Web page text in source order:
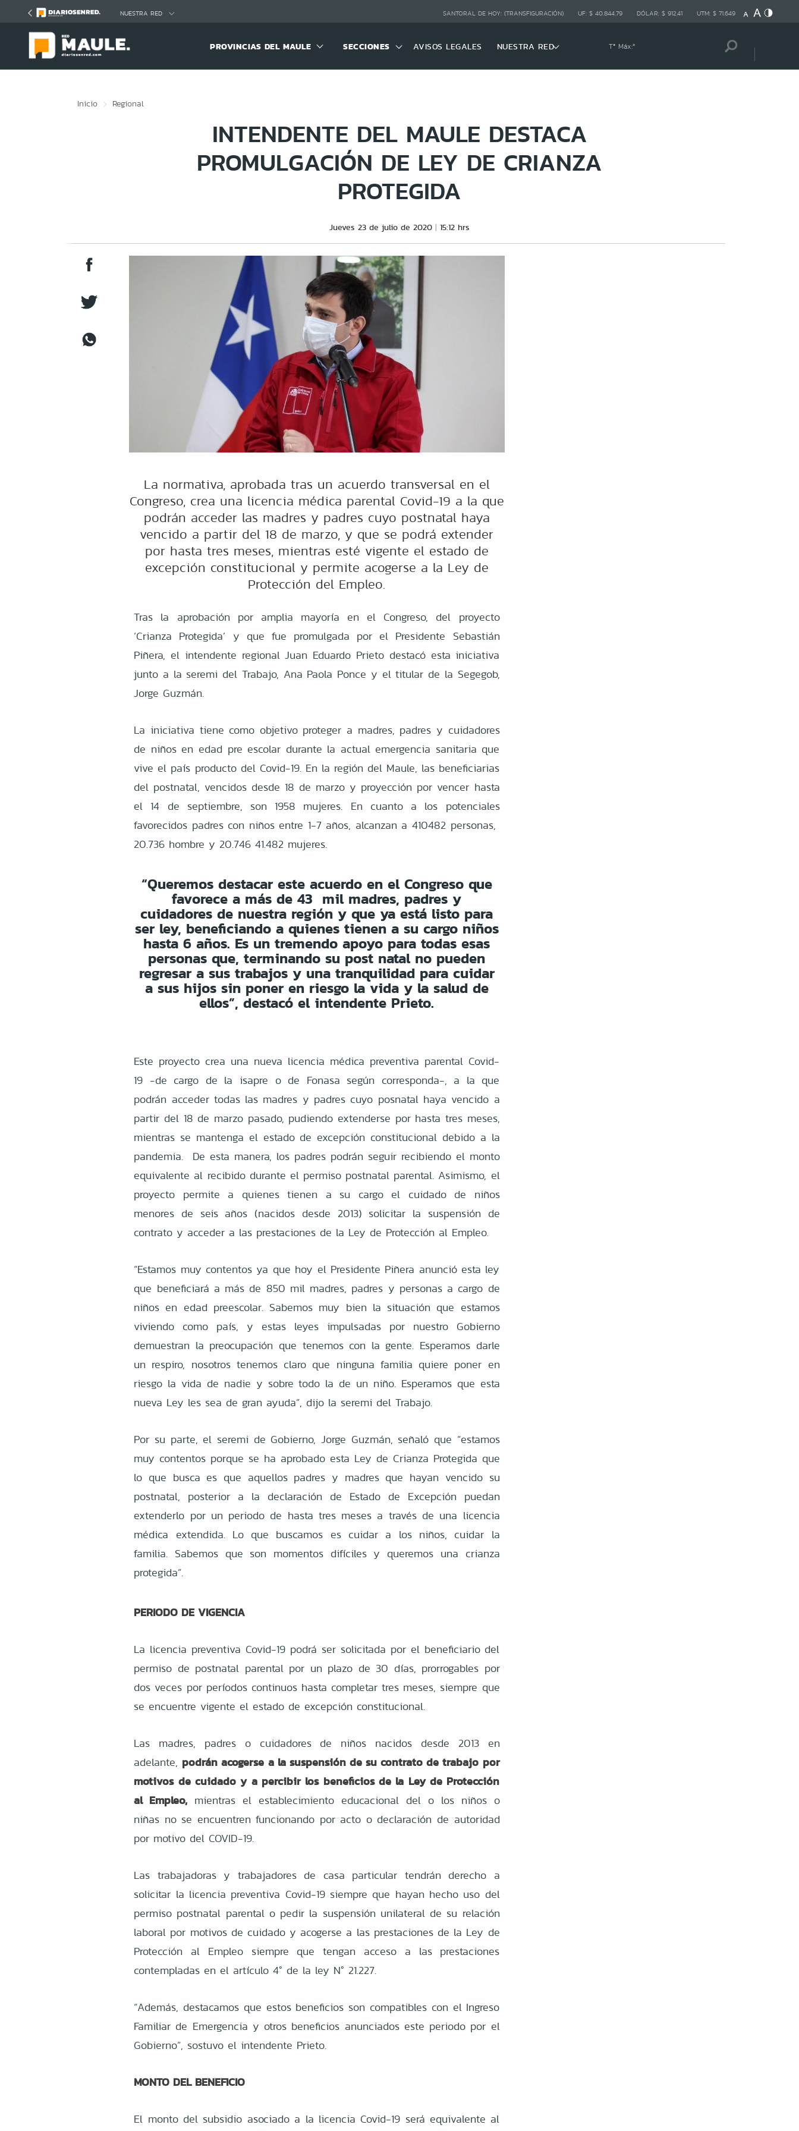
NUESTRA RED SANTORAL DE HOY: (TRANSFIGURACIÓN) UF: $ 40.844,79 DÓLAR: $ 912,41 UTM: $ 71.649
PROVINCIAS DEL MAULE SECCIONES AVISOS LEGALES NUESTRA RED Tª Máx:º
Inicio Regional
INTENDENTE DEL MAULE DESTACA
PROMULGACIÓN DE LEY DE CRIANZA
PROTEGIDA
Jueves 23 de julio de 2020 15:12 hrs
La normativa, aprobada tras un acuerdo transversal en el
Congreso, crea una licencia médica parental Covid-19 a la que
podrán acceder las madres y padres cuyo postnatal haya
vencido a partir del 18 de marzo, y que se podrá extender
por hasta tres meses, mientras esté vigente el estado de
excepción constitucional y permite acogerse a la Ley de
Protección del Empleo.
Tras la aprobación por amplia mayoría en el Congreso, del proyecto
‘Crianza Protegida’ y que fue promulgada por el Presidente Sebastián
Piñera, el intendente regional Juan Eduardo Prieto destacó esta iniciativa
junto a la seremi del Trabajo, Ana Paola Ponce y el titular de la Segegob,
Jorge Guzmán.
La iniciativa tiene como objetivo proteger a madres, padres y cuidadores
de niños en edad pre escolar durante la actual emergencia sanitaria que
vive el país producto del Covid-19. En la región del Maule, las beneficiarias
del postnatal, vencidos desde 18 de marzo y proyección por vencer hasta
el 14 de septiembre, son 1958 mujeres. En cuanto a los potenciales
favorecidos padres con niños entre 1-7 años, alcanzan a 410482 personas,
20.736 hombre y 20.746 41.482 mujeres.
“Queremos destacar este acuerdo en el Congreso que
favorece a más de 43 mil madres, padres y
cuidadores de nuestra región y que ya está listo para
ser ley, beneficiando a quienes tienen a su cargo niños
hasta 6 años. Es un tremendo apoyo para todas esas
personas que, terminando su post natal no pueden
regresar a sus trabajos y una tranquilidad para cuidar
a sus hijos sin poner en riesgo la vida y la salud de
ellos”, destacó el intendente Prieto.
Este proyecto crea una nueva licencia médica preventiva parental Covid-
19 -de cargo de la isapre o de Fonasa según corresponda-, a la que
podrán acceder todas las madres y padres cuyo posnatal haya vencido a
partir del 18 de marzo pasado, pudiendo extenderse por hasta tres meses,
mientras se mantenga el estado de excepción constitucional debido a la
pandemia. De esta manera, los padres podrán seguir recibiendo el monto
equivalente al recibido durante el permiso postnatal parental. Asimismo, el
proyecto permite a quienes tienen a su cargo el cuidado de niños
menores de seis años (nacidos desde 2013) solicitar la suspensión de
contrato y acceder a las prestaciones de la Ley de Protección al Empleo.
“Estamos muy contentos ya que hoy el Presidente Piñera anunció esta ley
que beneficiará a más de 850 mil madres, padres y personas a cargo de
niños en edad preescolar. Sabemos muy bien la situación que estamos
viviendo como país, y estas leyes impulsadas por nuestro Gobierno
demuestran la preocupación que tenemos con la gente. Esperamos darle
un respiro, nosotros tenemos claro que ninguna familia quiere poner en
riesgo la vida de nadie y sobre todo la de un niño. Esperamos que esta
nueva Ley les sea de gran ayuda”, dijo la seremi del Trabajo.
Por su parte, el seremi de Gobierno, Jorge Guzmán, señaló que “estamos
muy contentos porque se ha aprobado esta Ley de Crianza Protegida que
lo que busca es que aquellos padres y madres que hayan vencido su
postnatal, posterior a la declaración de Estado de Excepción puedan
extenderlo por un periodo de hasta tres meses a través de una licencia
médica extendida. Lo que buscamos es cuidar a los niños, cuidar la
familia. Sabemos que son momentos difíciles y queremos una crianza
protegida”.
PERIODO DE VIGENCIA
La licencia preventiva Covid-19 podrá ser solicitada por el beneficiario del
permiso de postnatal parental por un plazo de 30 días, prorrogables por
dos veces por períodos continuos hasta completar tres meses, siempre que
se encuentre vigente el estado de excepción constitucional.
Las madres, padres o cuidadores de niños nacidos desde 2013 en
adelante, podrán acogerse a la suspensión de su contrato de trabajo por
motivos de cuidado y a percibir los beneficios de la Ley de Protección
al Empleo, mientras el establecimiento educacional del o los niños o
niñas no se encuentren funcionando por acto o declaración de autoridad
por motivo del COVID-19.
Las trabajadoras y trabajadores de casa particular tendrán derecho a
solicitar la licencia preventiva Covid-19 siempre que hayan hecho uso del
permiso postnatal parental o pedir la suspensión unilateral de su relación
laboral por motivos de cuidado y acogerse a las prestaciones de la Ley de
Protección al Empleo siempre que tengan acceso a las prestaciones
contempladas en el artículo 4° de la ley N° 21.227.
“Además, destacamos que estos beneficios son compatibles con el Ingreso
Familiar de Emergencia y otros beneficios anunciados este periodo por el
Gobierno”, sostuvo el intendente Prieto.
MONTO DEL BENEFICIO
El monto del subsidio asociado a la licencia Covid-19 será equivalente al